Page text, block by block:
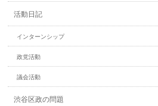
活動日記
インターンシップ
政党活動
議会活動
渋谷区政の問題